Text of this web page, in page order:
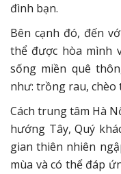
đình bạn.
Bên cạnh đó, đến
thể được hòa mình
sống miền quê
như: trồng rau, chèo
Cách trung tâm Hà
hướng Tây, Quý
gian thiên nhiên
mùa và có thể đáp